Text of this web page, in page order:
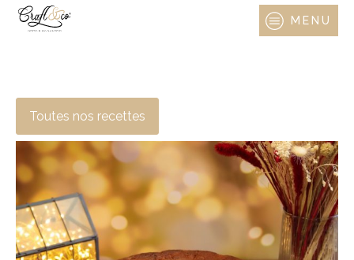
MENU
Toutes nos recettes